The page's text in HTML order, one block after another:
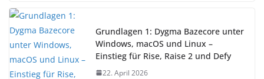
Grundlagen 1: Dygma Bazecore unter
Windows, macOS und Linux –
Einstieg für Rise, Raise 2 und Defy
22. April 2026